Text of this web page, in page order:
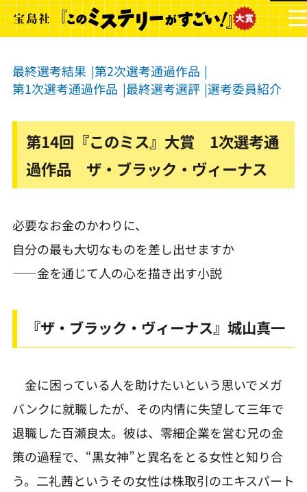
最終選考結果 第2次選考通過作品
第1次選考通過作品 最終選考選評 選考委員紹介
第14回『このミス』大賞 1次選考通
過作品 ザ・ブラック・ヴィーナス
必要なお金のかわりに、
自分の最も大切なものを差し出せますか
――金を通じて人の心を描き出す小説
『ザ・ブラック・ヴィーナス』城山真一
金に困っている人を助けたいという思いでメガ
バンクに就職したが、その内情に失望して三年で
退職した百瀬良太。彼は、零細企業を営む兄の金
策の過程で、“黒女神”と異名をとる女性と知り合
う。二礼茜というその女性は株取引のエキスパート